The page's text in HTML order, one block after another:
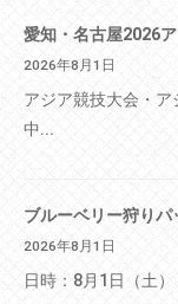
愛知・名古屋2026
2026年8月1日
アジア競技大会・
中...
ブルーベリー狩り
2026年8月1日
日時：8月1日（土